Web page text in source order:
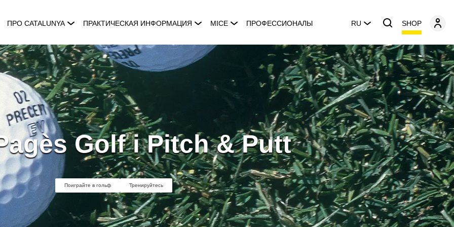
ПРО CATALUNYA ПРАКТИЧЕСКАЯ ИНФОРМАЦИЯ MICE ПРОФЕССИОНАЛЫ RU SHOP
Golf i Pitch & Putt
Поиграйте в гольф Тренируйтесь